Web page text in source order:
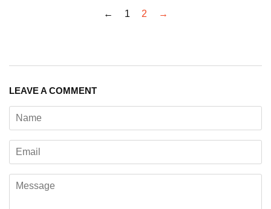
← 1 2 →
LEAVE A COMMENT
Name
Email
Message